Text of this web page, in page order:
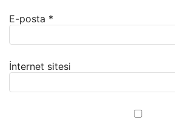
E-posta *
İnternet sitesi